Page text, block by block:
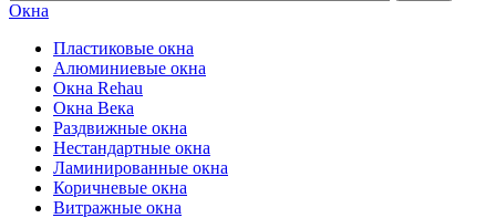
Окна
Пластиковые окна
Алюминиевые окна
Окна Rehau
Окна Века
Раздвижные окна
Нестандартные окна
Ламинированные окна
Коричневые окна
Витражные окна